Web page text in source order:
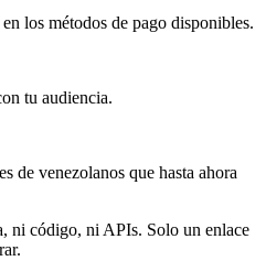
en los métodos de pago disponibles.
tu audiencia.
de venezolanos que hasta ahora
ni código, ni APIs. Solo un enlace